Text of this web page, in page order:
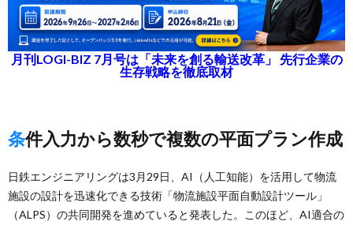
月刊LOGI-BIZ 7月号は「未来を創る輸送改革」 先行企業の
生存戦略を徹底取材
条件入力から数秒で複数の平面プラン作成
日鉄エンジニアリングは3月29日、AI（人工知能）を活用して物流
施設の設計を迅速化できる技術「物流施設平面自動設計ツール」
（ALPS）の共同開発を進めていると発表した。このほど、AI適合の